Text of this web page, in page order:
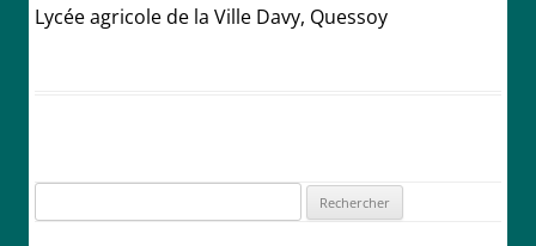
Lycée agricole de la Ville Davy, Quessoy